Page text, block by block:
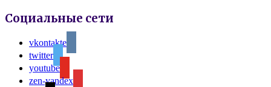
Социальные сети
vkontakte
twitter
youtube
zen-yandex